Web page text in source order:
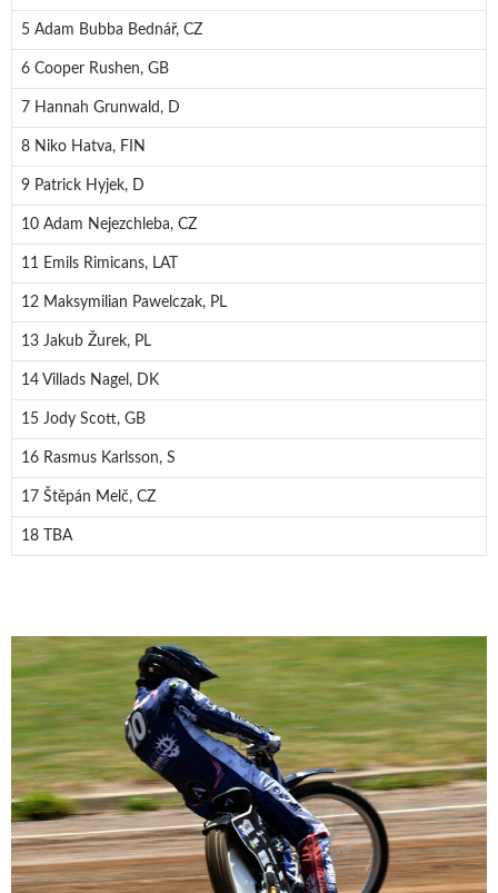
5 Adam Bubba Bednář, CZ
6 Cooper Rushen, GB
7 Hannah Grunwald, D
8 Niko Hatva, FIN
9 Patrick Hyjek, D
10 Adam Nejezchleba, CZ
11 Emils Rimicans, LAT
12 Maksymilian Pawelczak, PL
13 Jakub Žurek, PL
14 Villads Nagel, DK
15 Jody Scott, GB
16 Rasmus Karlsson, S
17 Štěpán Melč, CZ
18 TBA